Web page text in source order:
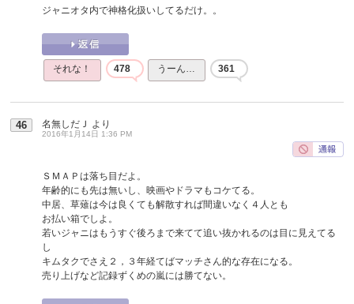
ジャニオタ内で神格化扱いしてるだけ。。
それな！ 478 うーん… 361
46 名無しだＪ より
2016年1月14日 1:36 PM
ＳＭＡＰは落ち目だよ。
年齢的にも先は無いし、映画やドラマもコケてる。
中居、草薙は今は良くても解散すれば間違いなく４人とも
お払い箱でしよ。
若いジャニはもうすぐ後ろまで来てて追い抜かれるのは目に見えてる
し
キムタクでさえ２，３年経てばマッチさん的な存在になる。
売り上げなど記録ずくめの嵐には勝てない。